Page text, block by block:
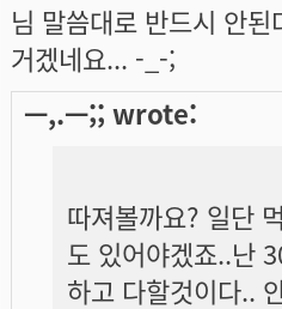
님 말씀대로 반드시 안
거겠네요... -_-;
ㅡ,.ㅡ;; wrote:
따져볼까요? 일단
도 있어야겠죠..난
하고 다할것이다..